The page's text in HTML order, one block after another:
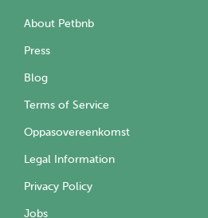
About Petbnb
Press
Blog
Terms of Service
Oppasovereenkomst
Legal Information
Privacy Policy
Jobs